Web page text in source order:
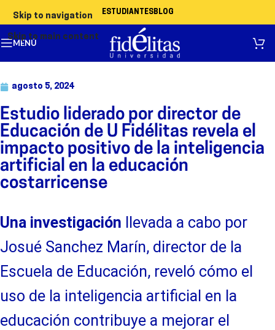
Skip to navigation
Skip to main content
ESTUDIANTESBLOG
MENÚ
agosto 5, 2024
Estudio liderado por director de
Educación de U Fidélitas revela el
impacto positivo de la inteligencia
artificial en la educación
costarricense
Una investigación llevada a cabo por
Josué Sanchez Marín, director de la
Escuela de Educación, reveló cómo el
uso de la inteligencia artificial en la
educación contribuye a mejorar el